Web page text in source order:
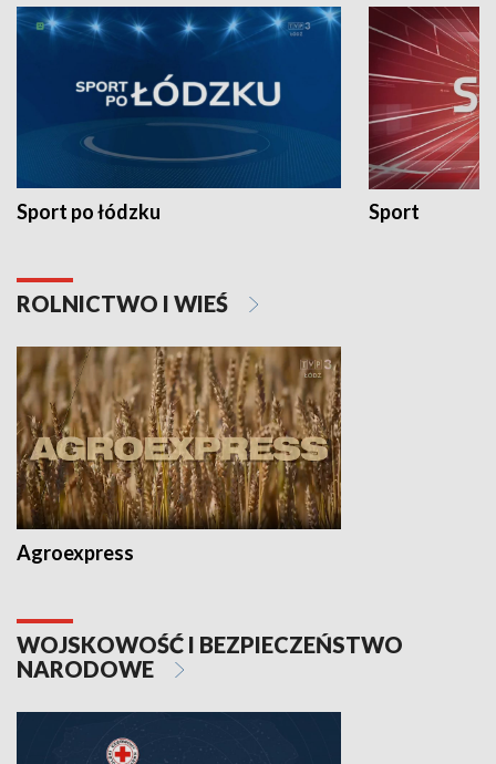
Sport po łódzku Sport
ROLNICTWO I WIEŚ
Agroexpress
WOJSKOWOŚĆ I BEZPIECZEŃSTWO
NARODOWE